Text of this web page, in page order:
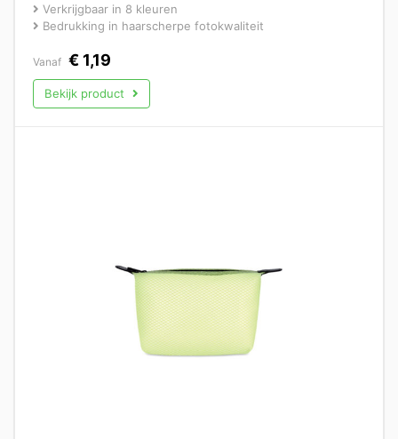
Verkrijgbaar in 8 kleuren
Bedrukking in haarscherpe fotokwaliteit
Vanaf € 1,19
Bekijk product